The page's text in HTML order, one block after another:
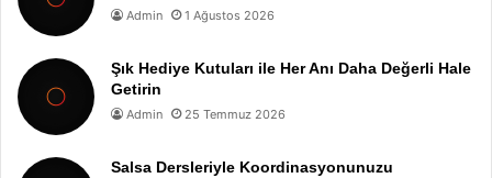
Admin 1 Ağustos 2026
Şık Hediye Kutuları ile Her Anı Daha Değerli Hale
Getirin
Admin 25 Temmuz 2026
Salsa Dersleriyle Koordinasyonunuzu